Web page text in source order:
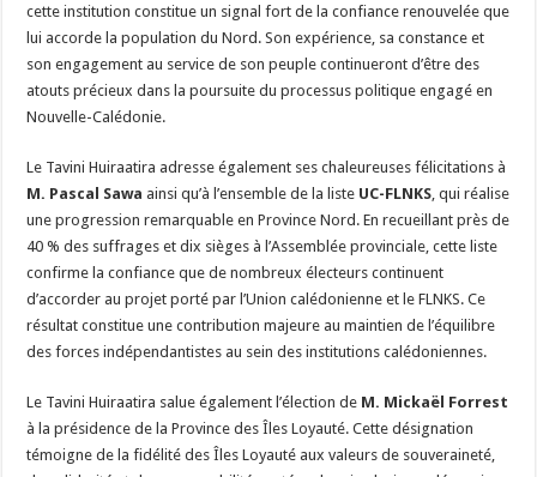
cette institution constitue un signal fort de la confiance renouvelée que
lui accorde la population du Nord. Son expérience, sa constance et
son engagement au service de son peuple continueront d’être des
atouts précieux dans la poursuite du processus politique engagé en
Nouvelle-Calédonie.
Le Tavini Huiraatira adresse également ses chaleureuses félicitations à
M. Pascal Sawa ainsi qu’à l’ensemble de la liste UC-FLNKS , qui réalise
une progression remarquable en Province Nord. En recueillant près de
40 % des suffrages et dix sièges à l’Assemblée provinciale, cette liste
confirme la confiance que de nombreux électeurs continuent
d’accorder au projet porté par l’Union calédonienne et le FLNKS. Ce
résultat constitue une contribution majeure au maintien de l’équilibre
des forces indépendantistes au sein des institutions calédoniennes.
Le Tavini Huiraatira salue également l’élection de M. Mickaël Forrest
à la présidence de la Province des Îles Loyauté. Cette désignation
témoigne de la fidélité des Îles Loyauté aux valeurs de souveraineté,